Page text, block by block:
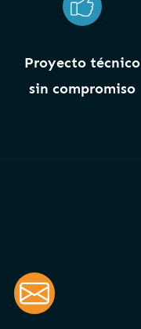
Proyecto técnico
sin compromiso